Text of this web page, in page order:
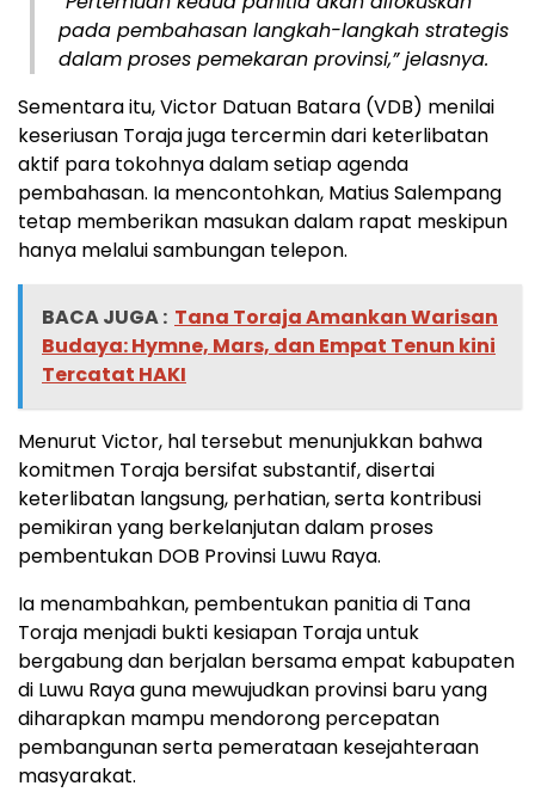
pada pembahasan langkah-langkah strategis
dalam proses pemekaran provinsi,” jelasnya.
Sementara itu, Victor Datuan Batara (VDB) menilai
keseriusan Toraja juga tercermin dari keterlibatan
aktif para tokohnya dalam setiap agenda
pembahasan. Ia mencontohkan, Matius Salempang
tetap memberikan masukan dalam rapat meskipun
hanya melalui sambungan telepon.
BACA JUGA : Tana Toraja Amankan Warisan
Budaya: Hymne, Mars, dan Empat Tenun kini
Tercatat HAKI
Menurut Victor, hal tersebut menunjukkan bahwa
komitmen Toraja bersifat substantif, disertai
keterlibatan langsung, perhatian, serta kontribusi
pemikiran yang berkelanjutan dalam proses
pembentukan DOB Provinsi Luwu Raya.
Ia menambahkan, pembentukan panitia di Tana
Toraja menjadi bukti kesiapan Toraja untuk
bergabung dan berjalan bersama empat kabupaten
di Luwu Raya guna mewujudkan provinsi baru yang
diharapkan mampu mendorong percepatan
pembangunan serta pemerataan kesejahteraan
masyarakat.